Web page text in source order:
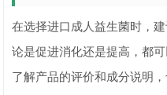
在选择进口成人益生菌时，
论是促进消化还是提高，都
了解产品的评价和成分说明